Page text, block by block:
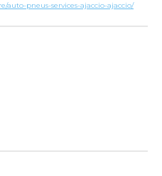
auto-pneus-services-ajaccio-ajaccio/